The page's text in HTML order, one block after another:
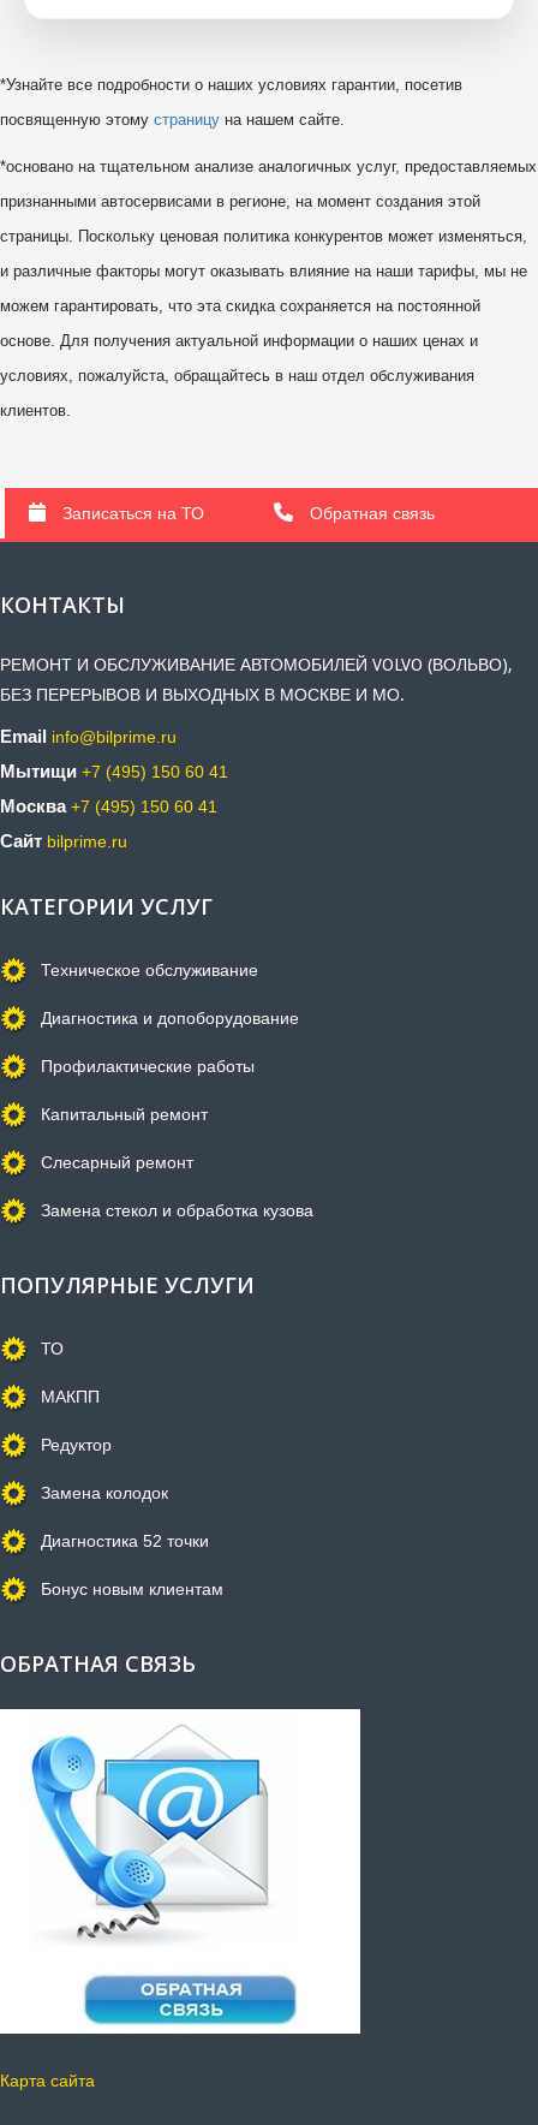
*Узнайте все подробности о наших условиях гарантии, посетив
посвященную этому страницу на нашем сайте.
*основано на тщательном анализе аналогичных услуг, предоставляемых
признанными автосервисами в регионе, на момент создания этой
страницы. Поскольку ценовая политика конкурентов может изменяться,
и различные факторы могут оказывать влияние на наши тарифы, мы не
можем гарантировать, что эта скидка сохраняется на постоянной
основе. Для получения актуальной информации о наших ценах и
условиях, пожалуйста, обращайтесь в наш отдел обслуживания
клиентов.
Записаться на ТО Обратная связь
КОНТАКТЫ
РЕМОНТ И ОБСЛУЖИВАНИЕ АВТОМОБИЛЕЙ VOLVO (ВОЛЬВО),
БЕЗ ПЕРЕРЫВОВ И ВЫХОДНЫХ В МОСКВЕ И МО.
Email info@bilprime.ru
Мытищи +7 (495) 150 60 41
Москва +7 (495) 150 60 41
Сайт bilprime.ru
КАТЕГОРИИ УСЛУГ
Техническое обслуживание
Диагностика и допоборудование
Профилактические работы
Капитальный ремонт
Слесарный ремонт
Замена стекол и обработка кузова
ПОПУЛЯРНЫЕ УСЛУГИ
ТО
МАКПП
Редуктор
Замена колодок
Диагностика 52 точки
Бонус новым клиентам
ОБРАТНАЯ СВЯЗЬ
Карта сайта